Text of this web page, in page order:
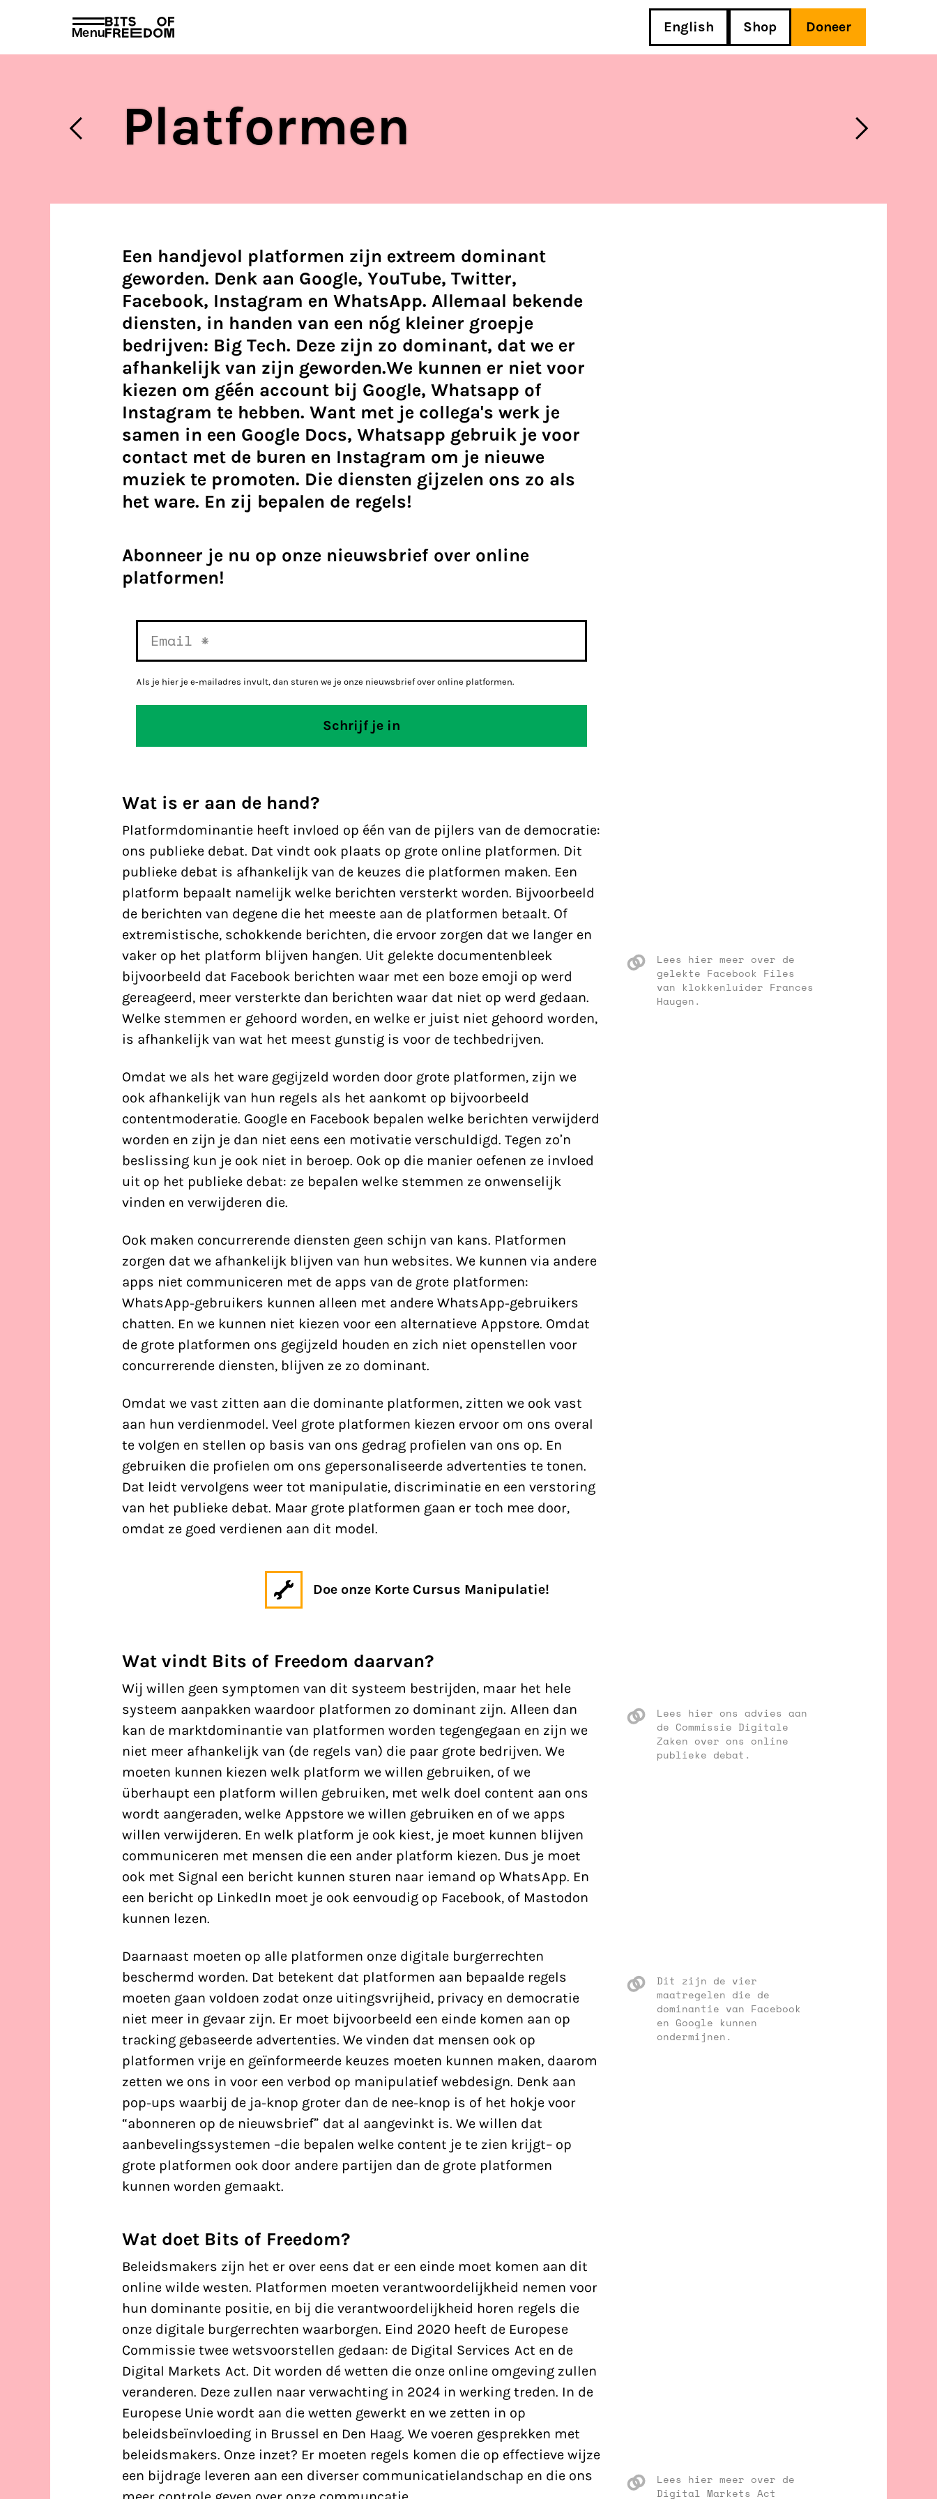
Menu
Search
for:
English Shop Doneer
PRIVACY EN VOORWAARDEN
Platformen
Een handjevol platformen zijn extreem dominant
geworden. Denk aan Google, YouTube, Twitter,
Facebook, Instagram en WhatsApp. Allemaal bekende
diensten, in handen van een nóg kleiner groepje
bedrijven: Big Tech. Deze zijn zo dominant, dat we er
afhankelijk van zijn geworden.We kunnen er niet voor
kiezen om géén account bij Google, Whatsapp of
Instagram te hebben. Want met je collega's werk je
samen in een Google Docs, Whatsapp gebruik je voor
contact met de buren en Instagram om je nieuwe
muziek te promoten. Die diensten gijzelen ons zo als
het ware. En zij bepalen de regels!
Abonneer je nu op onze nieuwsbrief over online
platformen!
Als je hier je e-mailadres invult, dan sturen we je onze nieuwsbrief over online platformen.
Wat is er aan de hand?
Platformdominantie heeft invloed op één van de pijlers van de democratie:
ons publieke debat. Dat vindt ook plaats op grote online platformen. Dit
publieke debat is afhankelijk van de keuzes die platformen maken. Een
platform bepaalt namelijk welke berichten versterkt worden. Bijvoorbeeld
de berichten van degene die het meeste aan de platformen betaalt. Of
extremistische, schokkende berichten, die ervoor zorgen dat we langer en
vaker op het platform blijven hangen. Uit gelekte documenten
Lees hier meer over de
gelekte Facebook Files
van klokkenluider Frances
Haugen.
bleek
bijvoorbeeld dat Facebook berichten waar met een boze emoji op werd
gereageerd, meer versterkte dan berichten waar dat niet op werd gedaan.
Welke stemmen er gehoord worden, en welke er juist niet gehoord worden,
is afhankelijk van wat het meest gunstig is voor de techbedrijven.
Omdat we als het ware gegijzeld worden door grote platformen, zijn we
ook afhankelijk van hun regels als het aankomt op bijvoorbeeld
contentmoderatie. Google en Facebook bepalen welke berichten verwijderd
worden en zijn je dan niet eens een motivatie verschuldigd. Tegen zo’n
beslissing kun je ook niet in beroep. Ook op die manier oefenen ze invloed
uit op het publieke debat: ze bepalen welke stemmen ze onwenselijk
vinden en verwijderen die.
Ook maken concurrerende diensten geen schijn van kans. Platformen
zorgen dat we afhankelijk blijven van hun websites. We kunnen via andere
apps niet communiceren met de apps van de grote platformen:
WhatsApp-gebruikers kunnen alleen met andere WhatsApp-gebruikers
chatten. En we kunnen niet kiezen voor een alternatieve Appstore. Omdat
de grote platformen ons gegijzeld houden en zich niet openstellen voor
concurrerende diensten, blijven ze zo dominant.
Omdat we vast zitten aan die dominante platformen, zitten we ook vast
aan hun verdienmodel. Veel grote platformen kiezen ervoor om ons overal
te volgen en stellen op basis van ons gedrag profielen van ons op. En
gebruiken die profielen om ons gepersonaliseerde advertenties te tonen.
Dat leidt vervolgens weer tot manipulatie, discriminatie en een verstoring
van het publieke debat. Maar grote platformen gaan er toch mee door,
omdat ze goed verdienen aan dit model.
Doe onze Korte Cursus Manipulatie!
Wat vindt Bits of Freedom daarvan?
Wij willen geen symptomen van dit systeem bestrijden, maar het hele
systeem aanpakken waardoor platformen zo dominant zijn.
Lees hier ons advies aan
de Commissie Digitale
Zaken over ons online
publieke debat.
Alleen dan
kan de marktdominantie van platformen worden tegengegaan en zijn we
niet meer afhankelijk van (de regels van) die paar grote bedrijven. We
moeten kunnen kiezen welk platform we willen gebruiken, of we
überhaupt een platform willen gebruiken, met welk doel content aan ons
wordt aangeraden, welke Appstore we willen gebruiken en of we apps
willen verwijderen. En welk platform je ook kiest, je moet kunnen blijven
communiceren met mensen die een ander platform kiezen. Dus je moet
ook met Signal een bericht kunnen sturen naar iemand op WhatsApp. En
een bericht op LinkedIn moet je ook eenvoudig op Facebook, of Mastodon
kunnen lezen.
Daarnaast moeten op alle platformen onze digitale burgerrechten
beschermd worden
Dit zijn de vier
maatregelen die de
dominantie van Facebook
en Google kunnen
ondermijnen.
. Dat betekent dat platformen aan bepaalde regels
moeten gaan voldoen zodat onze uitingsvrijheid, privacy en democratie
niet meer in gevaar zijn. Er moet bijvoorbeeld een einde komen aan op
tracking gebaseerde advertenties. We vinden dat mensen ook op
platformen vrije en geïnformeerde keuzes moeten kunnen maken, daarom
zetten we ons in voor een verbod op manipulatief webdesign. Denk aan
pop-ups waarbij de ja-knop groter dan de nee-knop is of het hokje voor
“abonneren op de nieuwsbrief” dat al aangevinkt is. We willen dat
aanbevelingssystemen –die bepalen welke content je te zien krijgt– op
grote platformen ook door andere partijen dan de grote platformen
kunnen worden gemaakt.
Wat doet Bits of Freedom?
Beleidsmakers zijn het er over eens dat er een einde moet komen aan dit
online wilde westen. Platformen moeten verantwoordelijkheid nemen voor
hun dominante positie, en bij die verantwoordelijkheid horen regels die
onze digitale burgerrechten waarborgen. Eind 2020 heeft de Europese
Commissie twee wetsvoorstellen gedaan: de Digital Services Act en de
Digital Markets Act. Dit worden dé wetten die onze online omgeving zullen
veranderen. Deze zullen naar verwachting in 2024 in werking treden. In de
Europese Unie wordt aan die wetten gewerkt en we zetten in op
beleidsbeïnvloeding in Brussel en Den Haag. We voeren gesprekken met
beleidsmakers. Onze inzet? Er moeten regels komen die op effectieve wijze
een bijdrage leveren aan een diverser communicatielandschap
Lees hier meer over de
Digital Markets Act
en die ons